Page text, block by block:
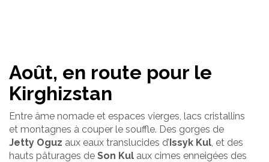
Août, en route pour le
Kirghizstan
Entre âme nomade et espaces vierges, lacs cristallins
et montagnes à couper le souffle. Des gorges de
Jetty Oguz aux eaux translucides d’Issyk Kul , et des
hauts pâturages de Son Kul aux cimes enneigées des